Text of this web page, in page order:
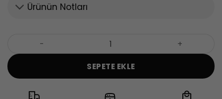
Ürünün Notları
JoeFrex Hassas Dijital Kaşık Tartı, Kapasite 300 gr adet
SEPETE EKLE